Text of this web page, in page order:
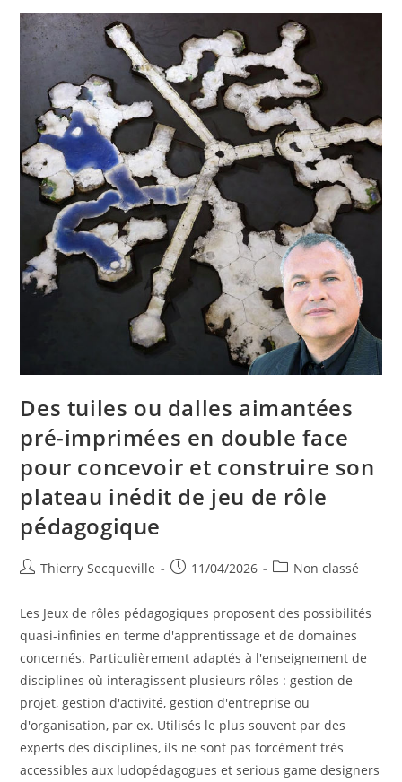
ABS
Assemblables
Pour
Construire
Des
Terrains
De
Jeu
De
Rôle
Ou
De
Wargame
Pédagogique
Des tuiles ou dalles aimantées
pré-imprimées en double face
pour concevoir et construire son
plateau inédit de jeu de rôle
pédagogique
Auteur/autrice
publication :
Thierry Secqueville
Publication
11/04/2026
PostNon classé
Les Jeux de rôles pédagogiques proposent des possibilités
quasi-infinies en terme d'apprentissage et de domaines
concernés. Particulièrement adaptés à l'enseignement de
disciplines où interagissent plusieurs rôles : gestion de
projet, gestion d'activité, gestion d'entreprise ou
d'organisation, par ex. Utilisés le plus souvent par des
experts des disciplines, ils ne sont pas forcément très
accessibles aux ludopédagogues et serious game designers